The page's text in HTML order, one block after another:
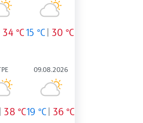
34 °C 15 °C 30 °C
38 °C
09.08.2026
19 °C 36 °C